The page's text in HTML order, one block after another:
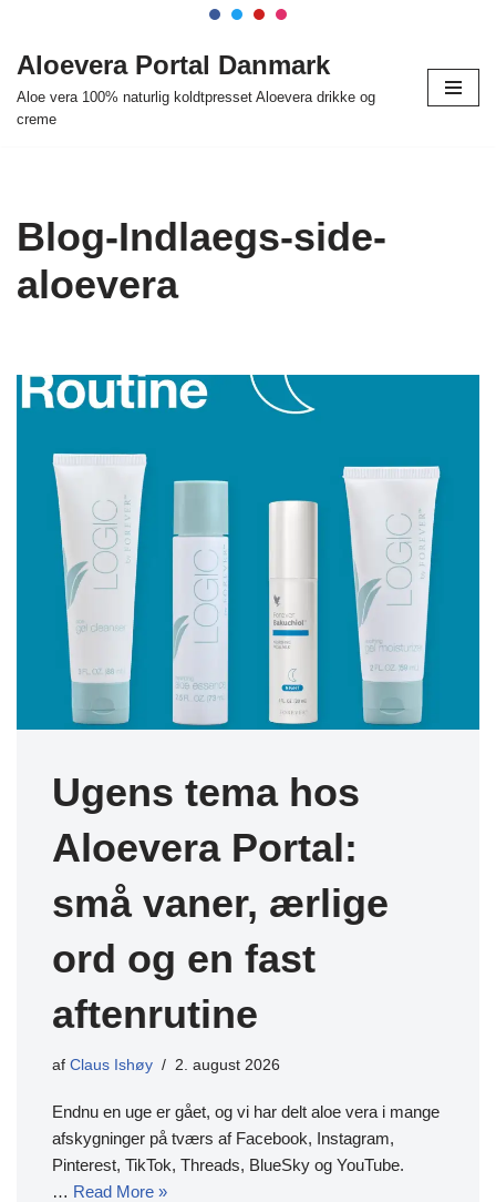
Spring
indhold
Aloevera Portal Danmark
Aloe vera 100% naturlig koldtpresset Aloevera drikke og
creme
Blog-Indlaegs-side-
aloevera
Ugens tema hos
Aloevera Portal:
små vaner, ærlige
ord og en fast
aftenrutine
af Claus Ishøy 2. august 2026
Endnu en uge er gået, og vi har delt aloe vera i mange
afskygninger på tværs af Facebook, Instagram,
Pinterest, TikTok, Threads, BlueSky og YouTube.
… Read More »